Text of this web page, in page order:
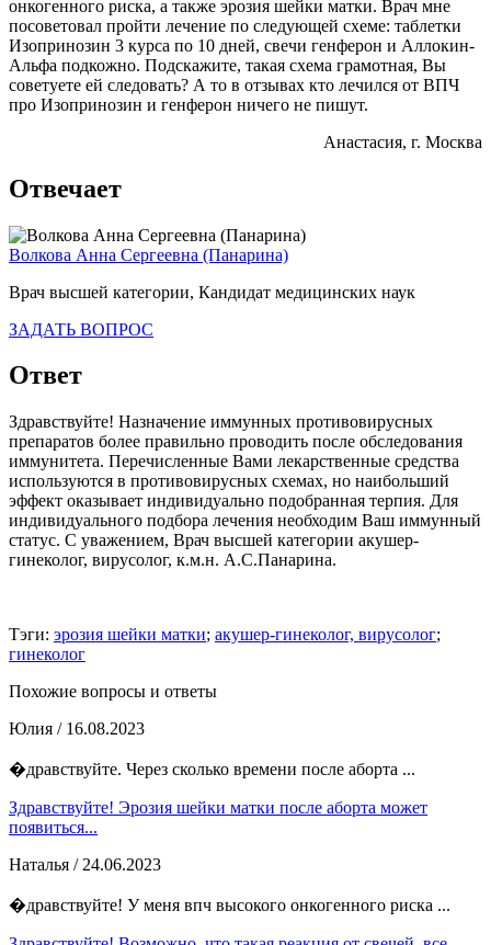
онкогенного риска, а также эрозия шейки матки. Врач мне
посоветовал пройти лечение по следующей схеме: таблетки
Изопринозин 3 курса по 10 дней, свечи генферон и Аллокин-
Альфа подкожно. Подскажите, такая схема грамотная, Вы
советуете ей следовать? А то в отзывах кто лечился от ВПЧ
про Изопринозин и генферон ничего не пишут.
Анастасия, г. Москва
Отвечает
Волкова Анна Сергеевна (Панарина)
Врач высшей категории, Кандидат медицинских наук
ЗАДАТЬ ВОПРОС
Ответ
Здравствуйте! Назначение иммунных противовирусных
препаратов более правильно проводить после обследования
иммунитета. Перечисленные Вами лекарственные средства
используются в противовирусных схемах, но наибольший
эффект оказывает индивидуально подобранная терпия. Для
индивидуального подбора лечения необходим Ваш иммунный
статус. С уважением, Врач высшей категории акушер-
гинеколог, вирусолог, к.м.н. А.С.Панарина.
Тэги: эрозия шейки матки; акушер-гинеколог, вирусолог;
гинеколог
Похожие вопросы и ответы
Юлия / 16.08.2023
�дравствуйте. Через сколько времени после аборта ...
Здравствуйте! Эрозия шейки матки после аборта может
появиться...
Наталья / 24.06.2023
�дравствуйте! У меня впч высокого онкогенного риска ...